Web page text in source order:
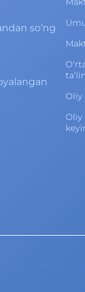
so‘ng
Oliy
Oliy